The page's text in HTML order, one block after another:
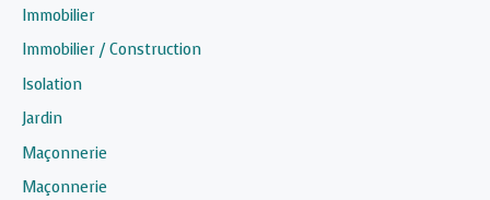
Immobilier
Immobilier / Construction
Isolation
Jardin
Maçonnerie
Maçonnerie